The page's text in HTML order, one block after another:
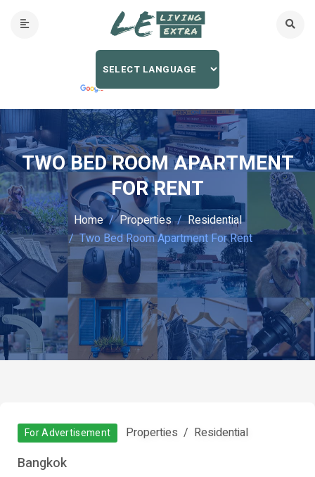
TWO BED ROOM APARTMENT
FOR RENT
Home Properties
Residential
Two Bed Room Apartment For Rent
For Advertisement Properties Residential
Bangkok